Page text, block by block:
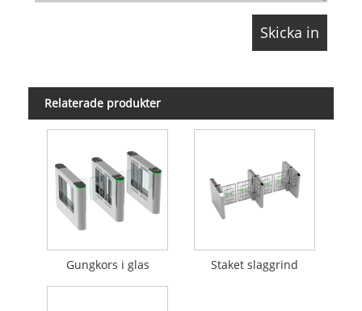
Relaterade produkter
Gungkors i glas Staket slaggrind